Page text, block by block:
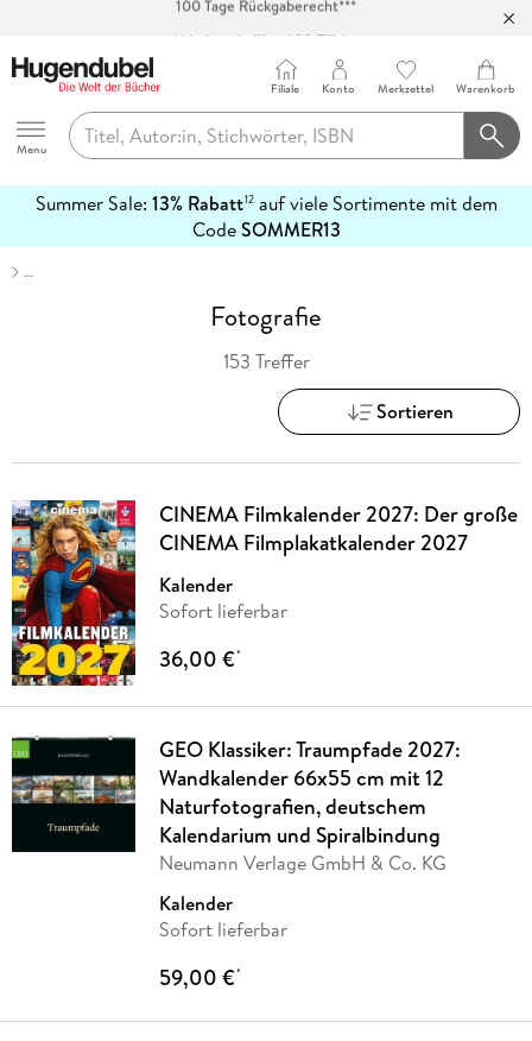
Abholung in über 100 Filialen
Hugendubel
Menu
Filiale Konto Merkzettel Warenkorb
Summer Sale: 13% Rabatt12auf viele Sortimente mit dem
CodeSOMMER13
erfahren
…
Fotografie
153 Treffer
Sortieren
CINEMA Filmkalender 2027: Der große
CINEMA Filmplakatkalender 2027
Kalender
Sofort lieferbar
36,00 €*
GEO Klassiker: Traumpfade 2027:
Wandkalender 66x55 cm mit 12
Naturfotografien, deutschem
Kalendarium und Spiralbindung
Neumann Verlage GmbH & Co. KG
Kalender
Sofort lieferbar
59,00 €*